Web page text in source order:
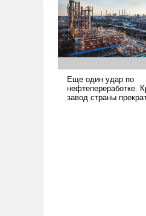
означает
уязвимости США,
перед Китаем.